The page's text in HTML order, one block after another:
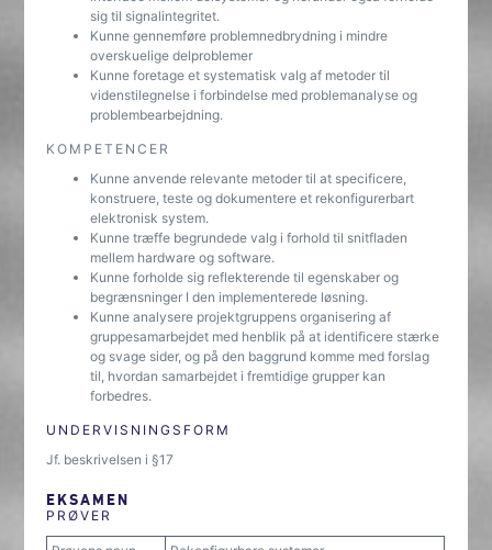
sig til signalintegritet.
Kunne gennemføre problemnedbrydning i mindre
overskuelige delproblemer
Kunne foretage et systematisk valg af metoder til
videnstilegnelse i forbindelse med problemanalyse og
problembearbejdning.
KOMPETENCER
Kunne anvende relevante metoder til at specificere,
konstruere, teste og dokumentere et rekonfigurerbart
elektronisk system.
Kunne træffe begrundede valg i forhold til snitfladen
mellem hardware og software.
Kunne forholde sig reflekterende til egenskaber og
begrænsninger I den implementerede løsning.
Kunne analysere projektgruppens organisering af
gruppesamarbejdet med henblik på at identificere stærke
og svage sider, og på den baggrund komme med forslag
til, hvordan samarbejdet i fremtidige grupper kan
forbedres.
UNDERVISNINGSFORM
Jf. beskrivelsen i §17
EKSAMEN
PRØVER